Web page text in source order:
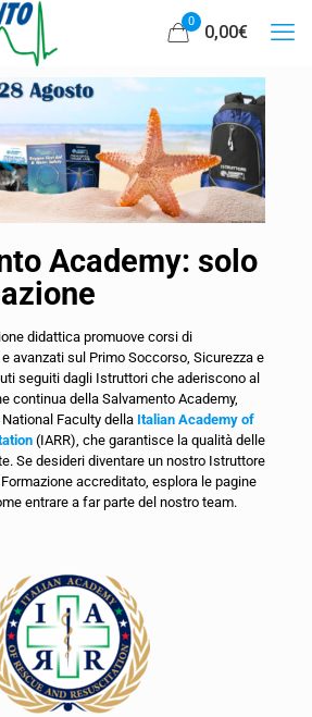
0
0,00€
Academy: solo
didattica promuove corsi di
avanzati sul Primo Soccorso, Sicurezza e
seguiti dagli Istruttori che aderiscono al
continua della Salvamento Academy,
Faculty della Italian Academy of
(IARR), che garantisce la qualità delle
Se desideri diventare un nostro Istruttore
accreditato, esplora le pagine
entrare a far parte del nostro team.